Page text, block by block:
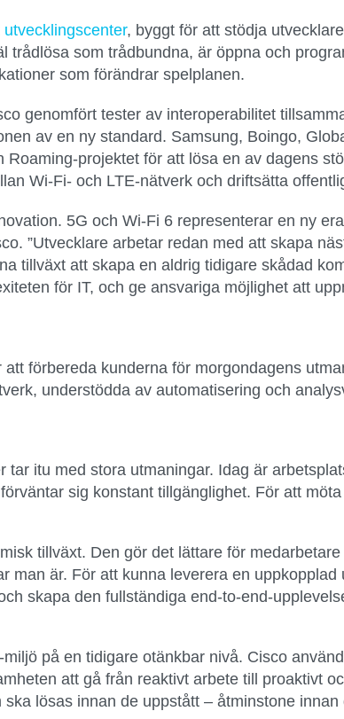
, byggt för att stödja
som trådbundna, är öppna och
som förändrar spelplanen.
genomfört tester av interoperabilitet
av en ny standard. Samsung, Boingo,
projektet för att lösa en av dagens
Wi-Fi- och LTE-nätverk och driftsätta
5G och Wi-Fi 6 representerar en ny
”Utvecklare arbetar redan med att skapa
tillväxt att skapa en aldrig tidigare skådad
för IT, och ge ansvariga möjlighet att
förbereda kunderna för morgondagens
understödda av automatisering och
itu med stora utmaningar. Idag är
sig konstant tillgänglighet. För att
tillväxt. Den gör det lättare för
man är. För att kunna leverera en uppkopplad
skapa den fullständiga end-to-end-
på en tidigare otänkbar nivå. Cisco
att gå från reaktivt arbete till proaktivt
lösas innan de uppstått – åtminstone